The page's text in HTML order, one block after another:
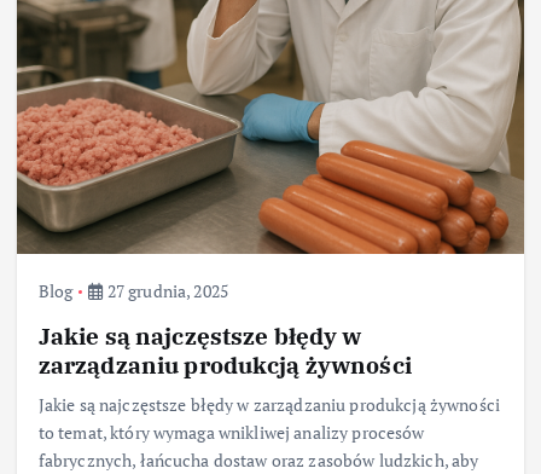
Blog 27 grudnia, 2025
Jakie są najczęstsze błędy w
zarządzaniu produkcją żywności
Jakie są najczęstsze błędy w zarządzaniu produkcją żywności
to temat, który wymaga wnikliwej analizy procesów
fabrycznych, łańcucha dostaw oraz zasobów ludzkich, aby